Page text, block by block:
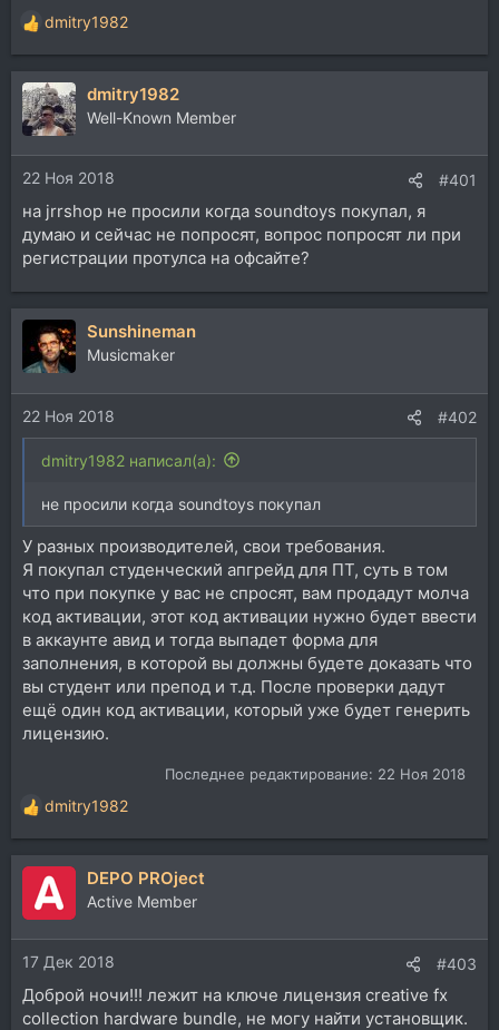
Р
е
а
к
ц
и
и
:
dmitry1982
dmitry1982
Well-Known Member
22 Ноя 2018 #401
на jrrshop не просили когда soundtoys покупал, я
думаю и сейчас не попросят, вопрос попросят ли при
регистрации протулса на офсайте?
Sunshineman
Musicmaker
22 Ноя 2018 #402
dmitry1982 написал(а):
не просили когда soundtoys покупал
У разных производителей, свои требования.
Я покупал студенческий апгрейд для ПТ, суть в том
что при покупке у вас не спросят, вам продадут молча
код активации, этот код активации нужно будет ввести
в аккаунте авид и тогда выпадет форма для
заполнения, в которой вы должны будете доказать что
вы студент или препод и т.д. После проверки дадут
ещё один код активации, который уже будет генерить
лицензию.
Последнее редактирование: 22 Ноя 2018
Р
е
а
и
и
:
dmitry1982
DEPO PROject
Active Member
17 Дек 2018 #403
Доброй ночи!!! лежит на ключе лицензия creative fx
collection hardware bundle, не могу найти установщик.